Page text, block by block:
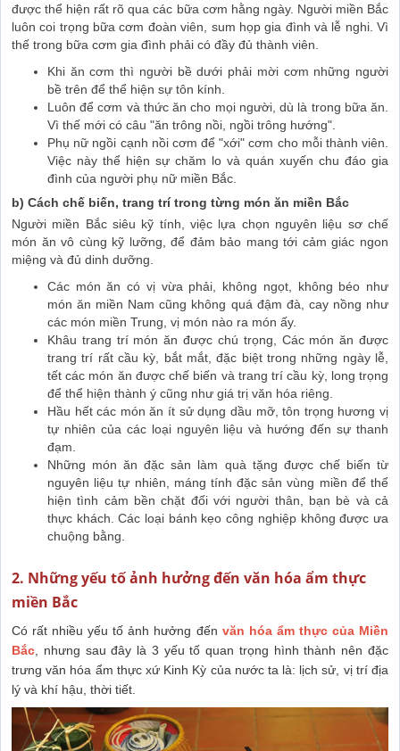
được thể hiện rất rõ qua các bữa cơm hằng ngày. Người miền Bắc
luôn coi trọng bữa cơm đoàn viên, sum họp gia đình và lễ nghi. Vì
thế trong bữa cơm gia đình phải có đầy đủ thành viên.
Khi ăn cơm thì người bề dưới phải mời cơm những người
bề trên để thể hiện sự tôn kính.
Luôn để cơm và thức ăn cho mọi người, dù là trong bữa ăn.
Vì thế mới có câu "ăn trông nồi, ngồi trông hướng".
Phụ nữ ngồi cạnh nồi cơm để "xới" cơm cho mỗi thành viên.
Việc này thể hiện sự chăm lo và quán xuyến chu đáo gia
đình của người phụ nữ miền Bắc.
b) Cách chế biến, trang trí trong từng món ăn miền Bắc
Người miền Bắc siêu kỹ tính, việc lựa chọn nguyên liệu sơ chế
món ăn vô cùng kỹ lưỡng, để đảm bảo mang tới cảm giác ngon
miệng và đủ dinh dưỡng.
Các món ăn có vị vừa phải, không ngọt, không béo như
món ăn miền Nam cũng không quá đậm đà, cay nồng như
các món miền Trung, vị món nào ra món ấy.
Khâu trang trí món ăn được chú trọng, Các món ăn được
trang trí rất cầu kỳ, bắt mắt, đặc biệt trong những ngày lễ,
tết các món ăn được chế biến và trang trí cầu kỳ, long trọng
để thể hiện thành ý cũng như giá trị văn hóa riêng.
Hầu hết các món ăn ít sử dụng dầu mỡ, tôn trọng hương vị
tự nhiên của các loại nguyên liệu và hướng đến sự thanh
đạm.
Những món ăn đặc sản làm quà tặng được chế biến từ
nguyên liệu tự nhiên, máng tính đặc sản vùng miền để thể
hiện tình cảm bền chặt đối với người thân, bạn bè và cả
thực khách. Các loại bánh kẹo công nghiệp không được ưa
chuộng bằng.
2. Những yếu tố ảnh hưởng đến văn hóa ẩm thực
miền Bắc
Có rất nhiều yếu tố ảnh hưởng đến văn hóa ẩm thực của Miền
Bắc , nhưng sau đây là 3 yếu tố quan trọng hình thành nên đặc
trưng văn hóa ẩm thực xứ Kinh Kỳ của nước ta là: lịch sử, vị trí địa
lý và khí hậu, thời tiết.